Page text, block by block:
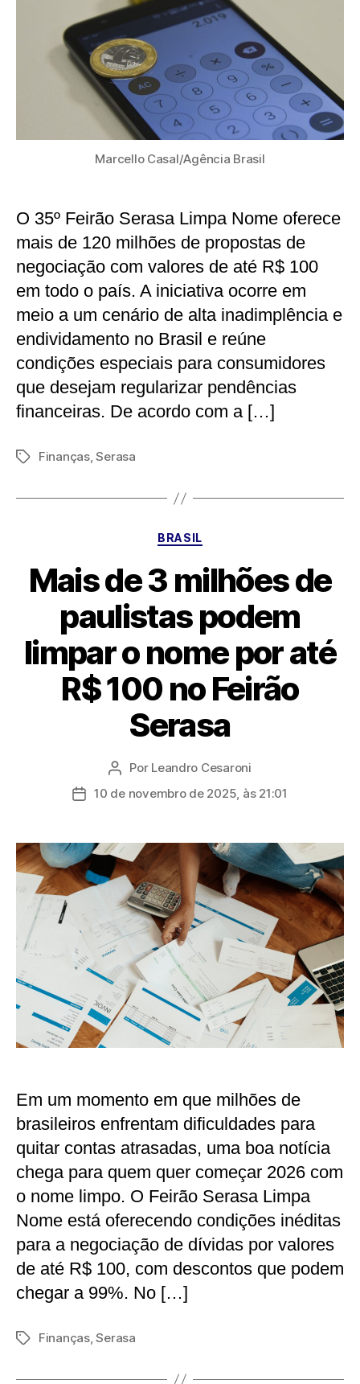
Marcello Casal/Agência Brasil
O 35º Feirão Serasa Limpa Nome oferece
mais de 120 milhões de propostas de
negociação com valores de até R$ 100
em todo o país. A iniciativa ocorre em
meio a um cenário de alta inadimplência e
endividamento no Brasil e reúne
condições especiais para consumidores
que desejam regularizar pendências
financeiras. De acordo com a […]
TagsFinanças,Serasa
Categorias
BRASIL
Mais de 3 milhões de
paulistas podem
limpar o nome por até
R$ 100 no Feirão
Serasa
Autor
do
Por Leandro Cesaroni
Data10 de novembro de 2025, às 21:01
Em um momento em que milhões de
brasileiros enfrentam dificuldades para
quitar contas atrasadas, uma boa notícia
chega para quem quer começar 2026 com
o nome limpo. O Feirão Serasa Limpa
Nome está oferecendo condições inéditas
para a negociação de dívidas por valores
de até R$ 100, com descontos que podem
chegar a 99%. No […]
TagsFinanças,Serasa